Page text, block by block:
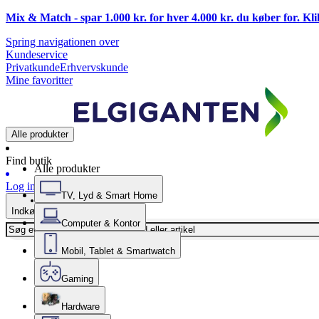
Mix & Match - spar 1.000 kr. for hver 4.000 kr. du køber for.
Spring navigationen over
Kundeservice
PrivatkundeErhvervskunde
Mine favoritter
Alle produkter
Find butik
Log ind
Indkøbskurv
Alle produkter
TV, Lyd & Smart Home
Computer & Kontor
Mobil, Tablet & Smartwatch
Gaming
Hardware